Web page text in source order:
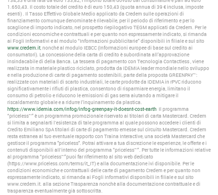
1.650,43. Il costo totale del credito è di euro 150,43 (quota annua di 39 € inclusa, imposte
esenti) . Il Tasso Effettivo Globale Medio applicato da Credem sulle operazioni di
finanziamento comunque denominate è rilevabile, per il periodo di riferimento e per lo
scaglione di importo indicato, nel prospetto riepilogativo TEGM applicati da Credem. Per le
condizioni economiche e contrattuali e per quanto non espressamente indicato, si rimanda
ai Fogli Informativi e al modulo “Informazioni pubblicitarie” disponibili in filiale e sul sito
www.credem.it, nonché al modulo IEBCC (Informazioni europee di base sul credito ai
consumatori). La concessione della carta di credito è subordinata all’approvazione
insindacabile di della Banca. La tessera di pagamento con Tecnologia Contactless , viene
realizzata in materiale plastico riciclato, prodotta da IDEMIA leader mondiale nello sviluppo
e nella produzione di carte di pagamento sostenibili, parte della proposta GREENPAY™:
realizzate con materiali di scarto industriali, le carte prodotte da IDEMIA in rPVC riducono
significativamente i rifiuti di plastica, consentono di risparmiare energia, limitano il
consumo di petrolio e riducono le emissioni di gas serra aiutando a mitigare il
riscaldamento globale e a ridurre l’inquinamento da plastica.
https://www.idemia.com/infog/infog-greenpay-it-doesnt-cost-earth Il programma
“priceless™” è un programma promozionale riservato ai titolari di carta Mastercard. Credem
si limita a segnalarti l'esistenza di tale programma al quale possono accedere i clienti di
Credito Emiliano SpA titolari di carte di pagamento emesse sul circuito Mastercard. Credem
resta estranea al tuo eventuale rapporto con Traina Interactive, una società Mastercard che
gestisce il programma "priceless". Potrai attivare a tua discrezione le esperienze, le offerte e i
contenuti disponibili all'interno del programma “priceless™”. Per tutte le informazioni relative
al programma “priceless™”puoi far riferimento al sito web dedicato
(https://www.priceless.com/terms/it_IT) e alla documentazione ivi disponibile. Per le
condizioni economiche e contrattuali delle carte di pagamento Credem e per quanto non
espressamente indicato, si rimanda ai Fogli Informativi disponibili in filiale e sul sito
www.credem.it. alla sezione Trasparenza nonchè alla documentazione contrattuale e di
trasparenza eventualmente già sottoscritta.